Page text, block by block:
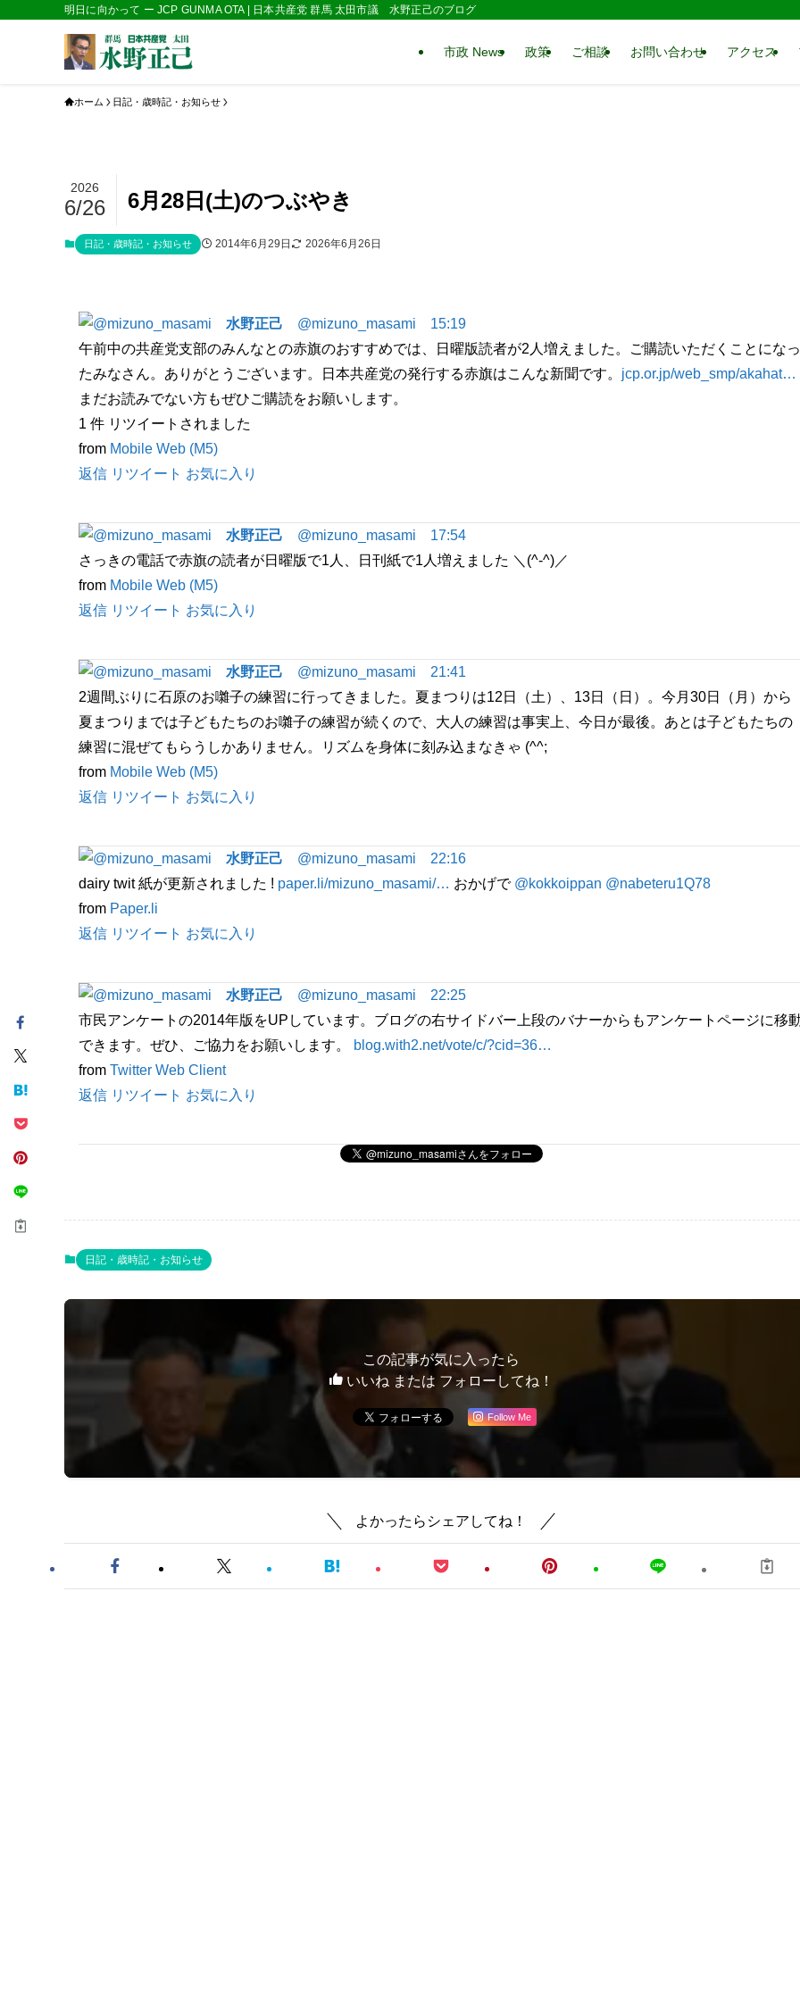
明日に向かって ー JCP GUNMA OTA | 日本共産党 群馬 太田市議 水野正己のブログ
市政 News 政策 ご相談 お問い合わせ アクセス
ホーム 日記・歳時記・お知らせ
6月28日(土)のつぶやき
2026
6/26
日記・歳時記・お知らせ 2014年6月29日 2026年6月26日
水野正己 @mizuno_masami
15:19
午前中の共産党支部のみんなとの赤旗のおすすめでは、日曜版読者が2人増えました。ご購読いただくことになっ
たみなさん。ありがとうございます。日本共産党の発行する赤旗はこんな新聞です。 jcp.or.jp/web_smp/akahat…
まだお読みでない方もぜひご購読をお願いします。
1 件 リツイートされました
from Mobile Web (M5)
返信 リツイート お気に入り
水野正己 @mizuno_masami
17:54
さっきの電話で赤旗の読者が日曜版で1人、日刊紙で1人増えました ＼(^-^)／
from Mobile Web (M5)
返信 リツイート お気に入り
水野正己 @mizuno_masami
21:41
2週間ぶりに石原のお囃子の練習に行ってきました。夏まつりは12日（土）、13日（日）。今月30日（月）から
夏まつりまでは子どもたちのお囃子の練習が続くので、大人の練習は事実上、今日が最後。あとは子どもたちの
練習に混ぜてもらうしかありません。リズムを身体に刻み込まなきゃ (^^;
from Mobile Web (M5)
返信 リツイート お気に入り
水野正己 @mizuno_masami
22:16
dairy twit 紙が更新されました ! paper.li/mizuno_masami/… おかげで @kokkoippan @nabeteru1Q78
from Paper.li
返信 リツイート お気に入り
水野正己 @mizuno_masami
22:25
市民アンケートの2014年版をUPしています。ブログの右サイドバー上段のバナーからもアンケートページに移
できます。ぜひ、ご協力をお願いします。
blog.with2.net/vote/c/?cid=36…
from Twitter Web Client
返信 リツイート お気に入り
日記・歳時記・お知らせ
この記事が気に入ったら
いいね または フォローしてね！
Follow Me
よかったらシェアしてね！